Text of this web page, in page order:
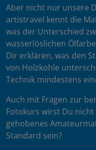
Aber nicht nur unsere
artistravel kennt die
was der Unterschied
wasserlöslichen
Dir erklären, was den
von Holzkohle
Technik mindestens
Auch mit Fragen zur
Fotokurs wirst Du nicht
gehobenes
Standard sein?